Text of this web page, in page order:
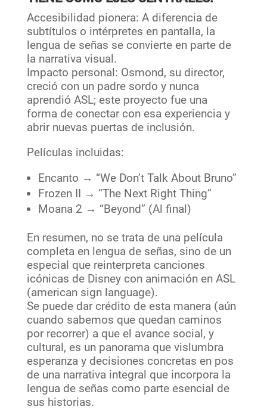
Accesibilidad pionera: A diferencia de
subtítulos o intérpretes en pantalla, la
lengua de señas se convierte en parte de
la narrativa visual.
Impacto personal: Osmond, su director,
creció con un padre sordo y nunca
aprendió ASL; este proyecto fue una
forma de conectar con esa experiencia y
abrir nuevas puertas de inclusión.
Películas incluidas:
Encanto → “We Don’t Talk About Bruno”
Frozen II → “The Next Right Thing”
Moana 2 → “Beyond” (Al final)
En resumen, no se trata de una película
completa en lengua de señas, sino de un
especial que reinterpreta canciones
icónicas de Disney con animación en ASL
(american sign language).
Se puede dar crédito de esta manera (aún
cuando sabemos que quedan caminos
por recorrer) a que el avance social, y
cultural, es un panorama que vislumbra
esperanza y decisiones concretas en pos
de una narrativa integral que incorpora la
lengua de señas como parte esencial de
sus historias.